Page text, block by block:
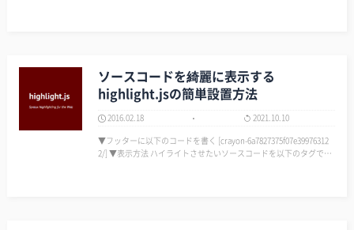
ソースコードを綺麗に表示する
highlight.jsの簡単設置方法
2016.02.18
2021.10.10
▼フッターに以下のコードを書く [crayon-6a7827375f07e39976312
2/] ▼表示方法 ハイライトさせたいソースコードを以下のタグで囲